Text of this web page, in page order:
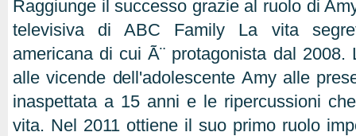
Raggiunge il successo grazie al ruolo di
televisiva di ABC Family La vita
americana di cui Ã¨ protagonista dal 2008.
alle vicende dell'adolescente Amy alle
inaspettata a 15 anni e le ripercussioni
vita. Nel 2011 ottiene il suo primo ruolo